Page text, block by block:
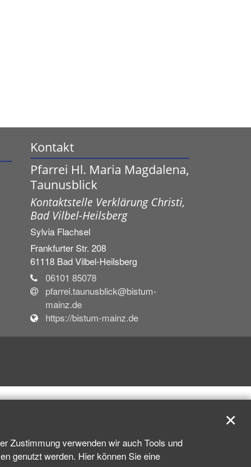
Kontakt
Pfarrei Hl. Maria Magdalena,
Taunusblick
Kontaktstelle Verklärung Christi,
Bad Vilbel-Heilsberg
Sylvia Flachsel
Frankfurter Str. 208
61118 Bad Vilbel-Heilsberg
06101 85078
pfarrei.taunusblick@bistum-
mainz.de
https://bistum-mainz.de
Zustimmung verwenden wir auch Tools und
genutzt werden. Hier können Sie eine
✕